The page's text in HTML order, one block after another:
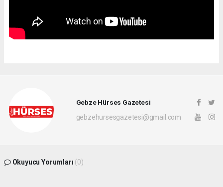
Gebze Hürses Gazetesi
gebzehursesgazetesi@gmail.com
Okuyucu Yorumları (0)